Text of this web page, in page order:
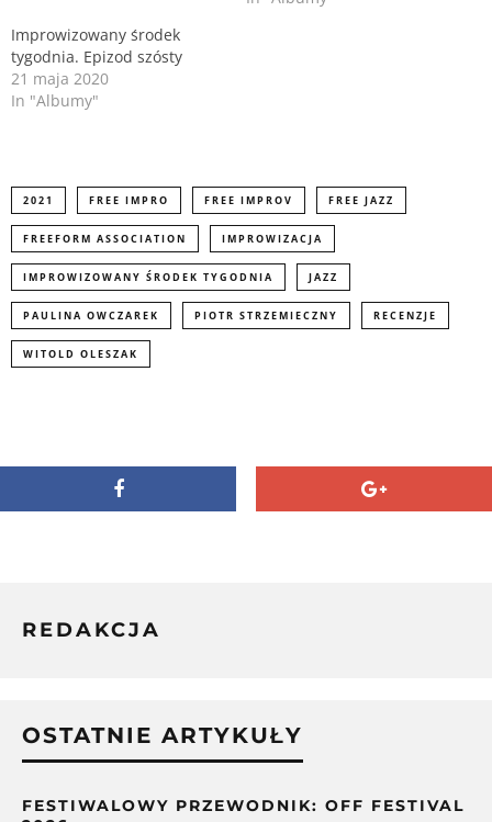
n
e
w
w
i
n
n
e
w
w
Improwizowany środek
tygodnia. Epizod szósty
21 maja 2020
In "Albumy"
2021 FREE IMPRO FREE IMPROV FREE JAZZ
FREEFORM ASSOCIATION IMPROWIZACJA
IMPROWIZOWANY ŚRODEK TYGODNIA JAZZ
PAULINA OWCZAREK PIOTR STRZEMIECZNY RECENZJE
WITOLD OLESZAK
REDAKCJA
OSTATNIE ARTYKUŁY
FESTIWALOWY PRZEWODNIK: OFF FESTIVAL